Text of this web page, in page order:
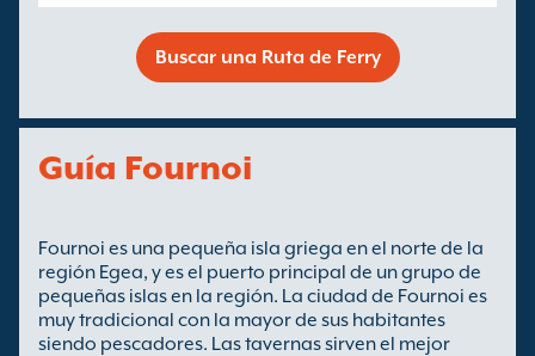
Buscar una Ruta de Ferry
Guía Fournoi
Fournoi es una pequeña isla griega en el norte de la
región Egea, y es el puerto principal de un grupo de
pequeñas islas en la región. La ciudad de Fournoi es
muy tradicional con la mayor de sus habitantes
siendo pescadores. Las tavernas sirven el mejor